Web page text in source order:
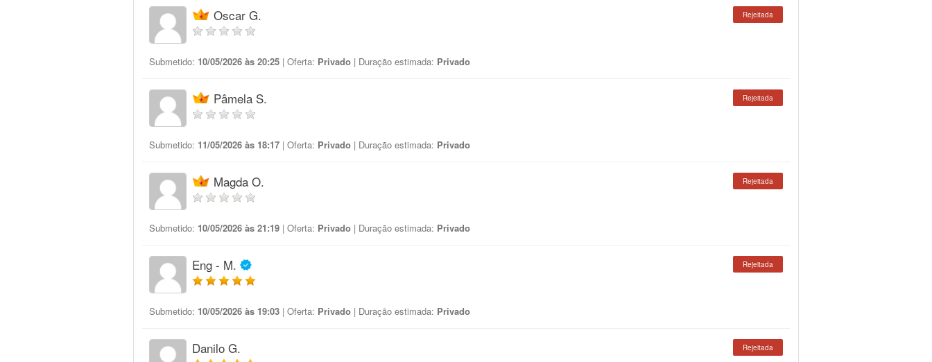
Oscar G. Rejeitada
Submetido: 10/05/2026 às 20:25 | Oferta: Privado | Duração estimada: Privado
Pâmela S. Rejeitada
Submetido: 11/05/2026 às 18:17 | Oferta: Privado | Duração estimada: Privado
Magda O. Rejeitada
Submetido: 10/05/2026 às 21:19 | Oferta: Privado | Duração estimada: Privado
Eng - M. Rejeitada
Submetido: 10/05/2026 às 19:03 | Oferta: Privado | Duração estimada: Privado
Danilo G. Rejeitada